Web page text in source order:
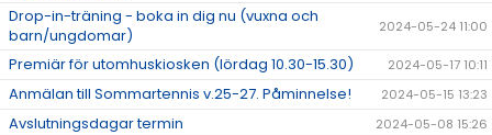
Drop-in-träning - boka in dig nu (vuxna och
barn/ungdomar)
2024-05-24 11:00
Premiär för utomhuskiosken (lördag 10.30-15.30) 2024-05-17 10:11
Anmälan till Sommartennis v.25-27. Påminnelse! 2024-05-15 13:23
Avslutningsdagar termin 2024-05-08 15:26